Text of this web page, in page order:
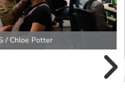
/ Chloe Potter